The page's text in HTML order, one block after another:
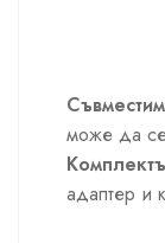
може да
адаптер и